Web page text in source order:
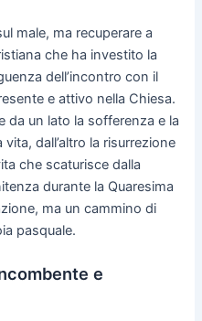
male, ma recuperare a
che ha investito la
dell’incontro con il
e attivo nella Chiesa.
da un lato la sofferenza e la
dall’altro la risurrezione
che scaturisce dalla
durante la Quaresima
ma un cammino di
pasquale.
e